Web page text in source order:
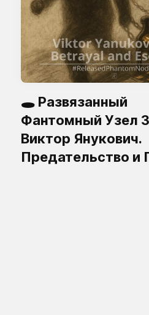
🕳️ Развязанный
Фантомный Узел
Виктор Янукович.
Предательство и